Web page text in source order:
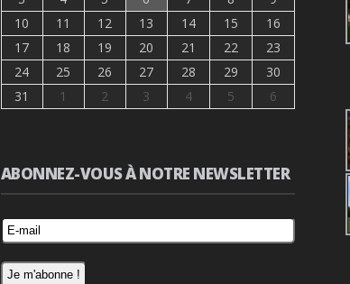
10
11 12 13 14 15
16
17
18 19 20 21 22
23
24
25 26 27 28 29
30
31
1 2 3 4 5 6
ABONNEZ-VOUS À NOTRE NEWSLETTER